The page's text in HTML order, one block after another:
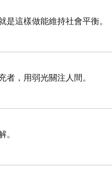
這樣做能維持社會平衡。
者，用弱光關注人間。
。